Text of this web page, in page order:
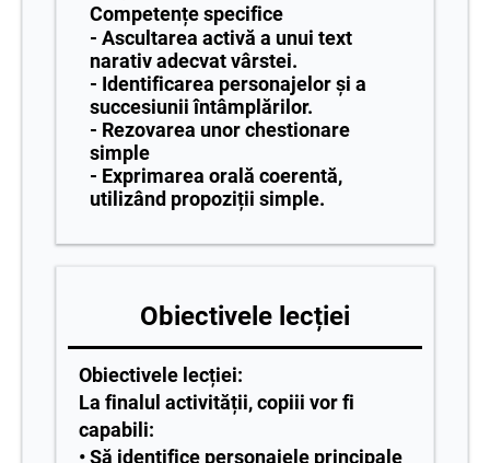
Competențe specifice
- Ascultarea activă a unui text
narativ adecvat vârstei.
- Identificarea personajelor și a
succesiunii întâmplărilor.
- Rezovarea unor chestionare
simple
- Exprimarea orală coerentă,
utilizând propoziții simple.
Obiectivele lecției
Obiectivele lecției:
La finalul activității, copiii vor fi
capabili:
• Să identifice personajele principale